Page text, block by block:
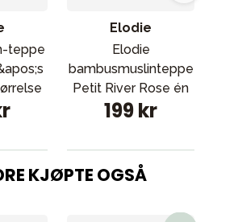
teppe
Elodie
Elodie
bambusmuslinteppe
Petit River Rose én
størrelse
199 kr
KJØPTE OGSÅ